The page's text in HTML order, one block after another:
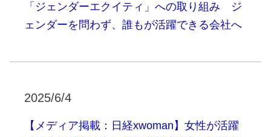
「ジェンダーエクイティ」への取り組み ジ
ェンダーを問わず、誰もが活躍できる会社へ
2025/6/4
【メディア掲載：日経xwoman】女性が活躍